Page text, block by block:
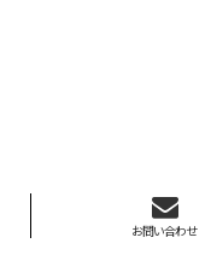
お問い合わせ